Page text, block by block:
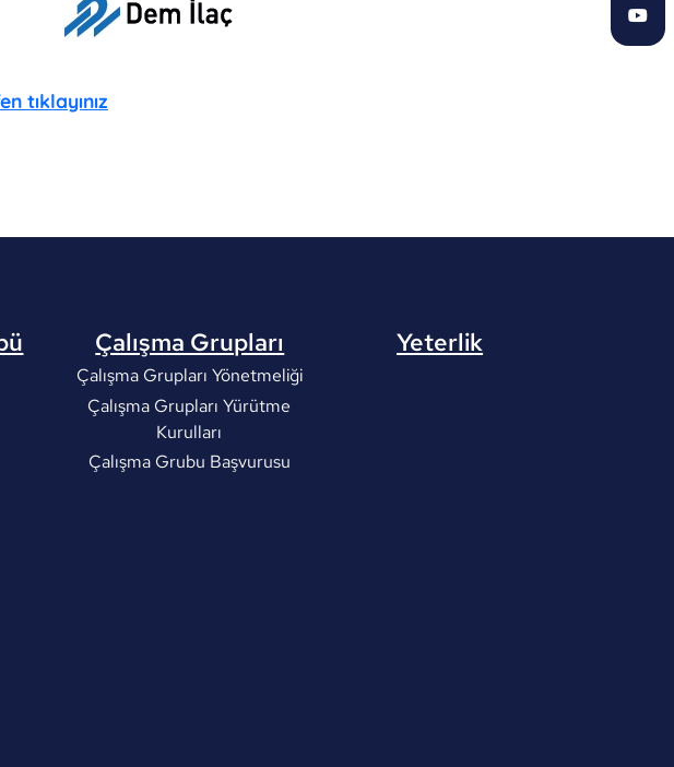
tıklayınız
Çalışma Grupları
Çalışma Grupları Yönetmeliği
Çalışma Grupları Yürütme
Kurulları
Çalışma Grubu Başvurusu
Yeterlik